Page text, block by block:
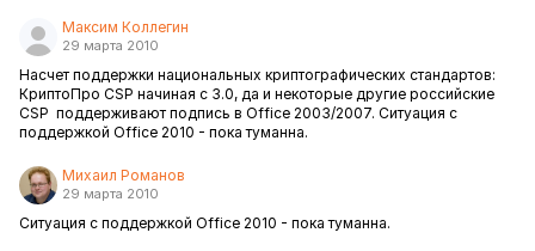
Максим Коллегин
29 марта 2010
Насчет поддержки национальных криптографических стандартов:
КриптоПро CSP начиная с 3.0, да и некоторые другие российские
CSP поддерживают подпись в Office 2003/2007. Ситуация с
поддержкой Office 2010 - пока туманна.
Михаил Романов
29 марта 2010
Ситуация с поддержкой Office 2010 - пока туманна.